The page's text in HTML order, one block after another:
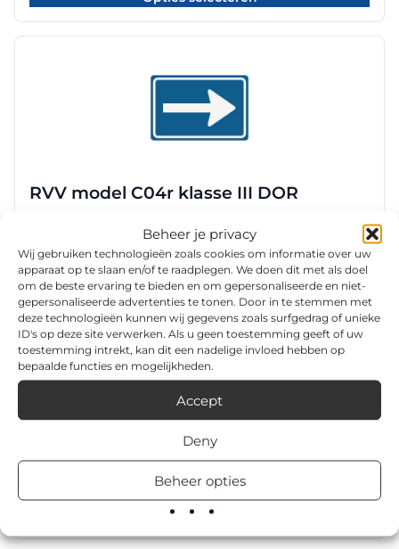
Beheer je privacy
Wij gebruiken technologieën zoals cookies om informatie over uw
apparaat op te slaan en/of te raadplegen. We doen dit met als doel
om de beste ervaring te bieden en om gepersonaliseerde en niet-
gepersonaliseerde advertenties te tonen. Door in te stemmen met
deze technologieën kunnen wij gegevens zoals surfgedrag of unieke
ID's op deze site verwerken. Als u geen toestemming geeft of uw
toestemming intrekt, kan dit een nadelige invloed hebben op
bepaalde functies en mogelijkheden.
Accept
Deny
Beheer opties
de
RVV model C04r klasse III DOR
€ 76,00
tot
€ 148,80
Opties selecteren
kan
op
de
productpagina
RVV model C04r klasse III Refurbished
Sign
147,60Prijsklasse:
€ 63,90
tot
€ 147,60
Opties selecteren
Dit
product
heeft
meerdere